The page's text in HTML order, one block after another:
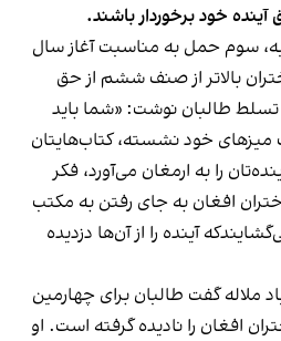
خود برخوردار باشند.
سوم حمل به مناسبت آغاز سال
بالاتر از صنف ششم از حق
طالبان نوشت: «شما باید
میزهای خود نشسته، کتاب‌هایتان
را به ارمغان می‌آورد، فکر
افغان به جای رفتن به مکتب
آینده را از آن‌ها دزدیده
ملاله گفت طالبان برای چهارمین
افغان را نادیده گرفته است. او